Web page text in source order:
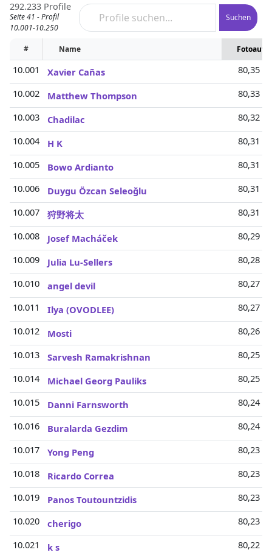
292.233 Profile
Seite 41 - Profil
10.001-10.250
Suchen
# Name
10.001 Xavier Cañas
80,35
10.002
Matthew Thompson
80,33
10.003
Chadilac
80,32
10.004
H K
80,31
10.005
Bowo Ardianto
80,31
10.006
Duygu Özcan Seleoğlu
80,31
10.007
狩野将太
80,31
10.008
Josef Macháček
80,29
10.009
Julia Lu-Sellers
80,28
10.010
angel devil
80,27
10.011
Ilya (OVODLEE)
80,27
10.012
Mosti
80,26
10.013
Sarvesh Ramakrishnan
80,25
10.014
Michael Georg Pauliks
80,25
10.015
Danni Farnsworth
80,24
10.016
Buralarda Gezdim
80,24
10.017
Yong Peng
80,23
10.018
Ricardo Correa
80,23
10.019
Panos Toutountzidis
80,23
10.020
cherigo
80,23
10.021
k s
80,22